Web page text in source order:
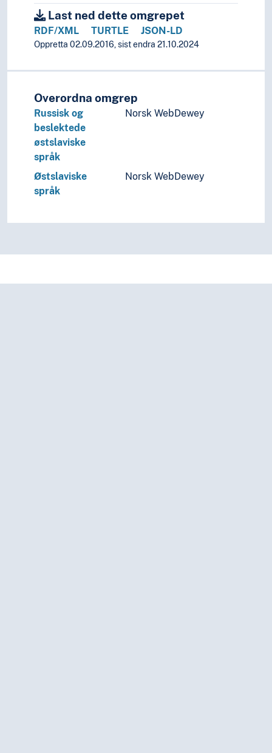
Last ned dette omgrepet
RDF/XML TURTLE JSON-LD
Oppretta 02.09.2016, sist endra 21.10.2024
Overordna omgrep
Russisk og
beslektede
østslaviske
språk
Norsk WebDewey
Østslaviske
språk
Norsk WebDewey